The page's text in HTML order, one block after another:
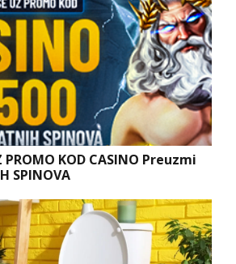
PROMO KOD CASINO Preuzmi
SPINOVA